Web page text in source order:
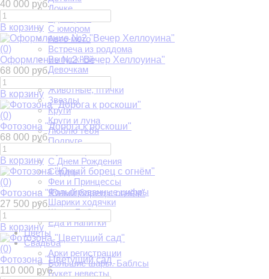
Дочке
С юмором
Авто-мото
Встреча из роддома
Выпускной
Девочкам
Мальчикам
Животные, птички
Звезды
Круги
Круги и луна
Люблю тебя
Подруге
С Днем Рождения
Сердца
Феи и Принцессы
Фольгированные цифры
Шарики ходячки
Шары Баблс
Еда и напитки
Цветы
Свадьба
Арки регистрации
Большие шары. Баблсы
Букет невесты
40 000 руб.
В корзину
(0)
Оформление №2 "Вечер Хеллоуина"
68 000 руб.
В корзину
(0)
Фотозона "Дорога к роскоши"
68 000 руб.
В корзину
(0)
Фотозона "Юный борец с огнём"
27 500 руб.
В корзину
(0)
Фотозона "Цветущий сад"
110 000 руб.